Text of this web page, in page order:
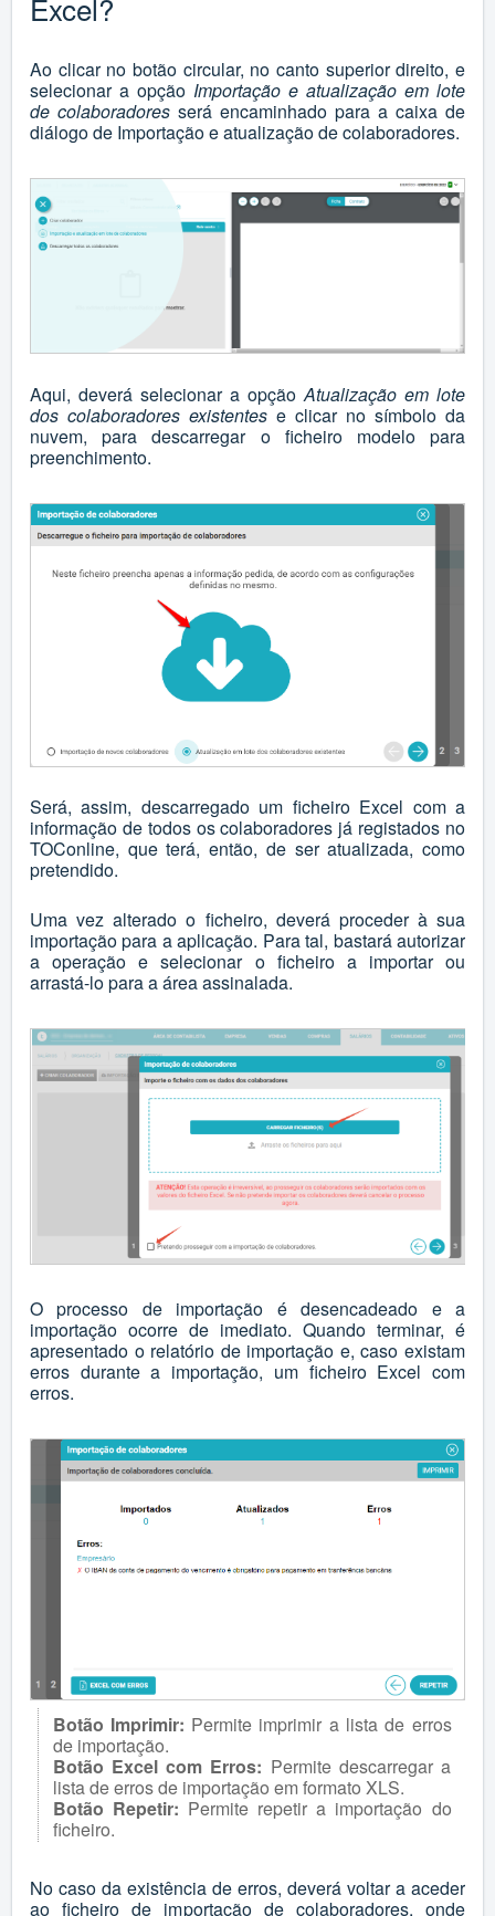
Ao clicar no botão circular, no canto superior direito, e
selecionar a opção Importação e atualização em lote
de colaboradores será encaminhado para a caixa de
diálogo de Importação e atualização de colaboradores.
Aqui, deverá selecionar a opçãoAtualização em lote
dos colaboradores existentes e clicar no símbolo da
nuvem, para descarregar o ficheiro modelo para
preenchimento.
Será, assim, descarregado um ficheiro Excel com a
informação de todos os colaboradores já registados no
TOConline, que terá, então, de ser atualizada, como
pretendido.
Uma vez alterado o ficheiro, deverá proceder à sua
importação para a aplicação. Para tal, bastará autorizar
a operação e selecionar o ficheiro a importar ou
arrastá-lo para a área assinalada.
O processo de importação é desencadeado e a
importação ocorre de imediato. Quando terminar, é
apresentado o relatório de importação e, caso existam
erros durante a importação, um ficheiro Excel com
erros.
Botão Imprimir: Permite imprimir a lista de erros
de importação.
Botão Excel com Erros: Permite descarregar a
lista de erros de importação em formato XLS.
Botão Repetir: Permite repetir a importação do
ficheiro.
No caso da existência de erros, deverá voltar a aceder
ao ficheiro de importação de colaboradores, onde